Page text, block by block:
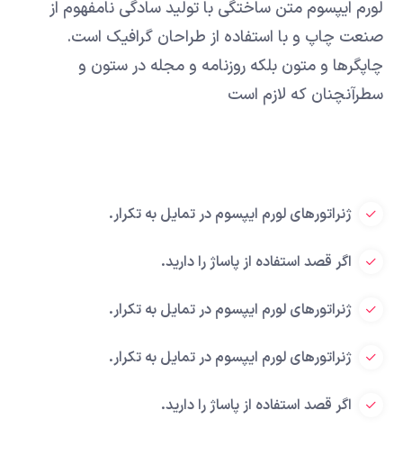
لورم ایپسوم متن ساختگی با تولید سادگی نامفهوم از
صنعت چاپ و با استفاده از طراحان گرافیک است.
چاپگرها و متون بلکه روزنامه و مجله در ستون و
سطرآنچنان که لازم است
ژنراتورهای لورم ایپسوم در تمایل به تکرار.
اگر قصد استفاده از پاساژ را دارید.
ژنراتورهای لورم ایپسوم در تمایل به تکرار.
ژنراتورهای لورم ایپسوم در تمایل به تکرار.
اگر قصد استفاده از پاساژ را دارید.